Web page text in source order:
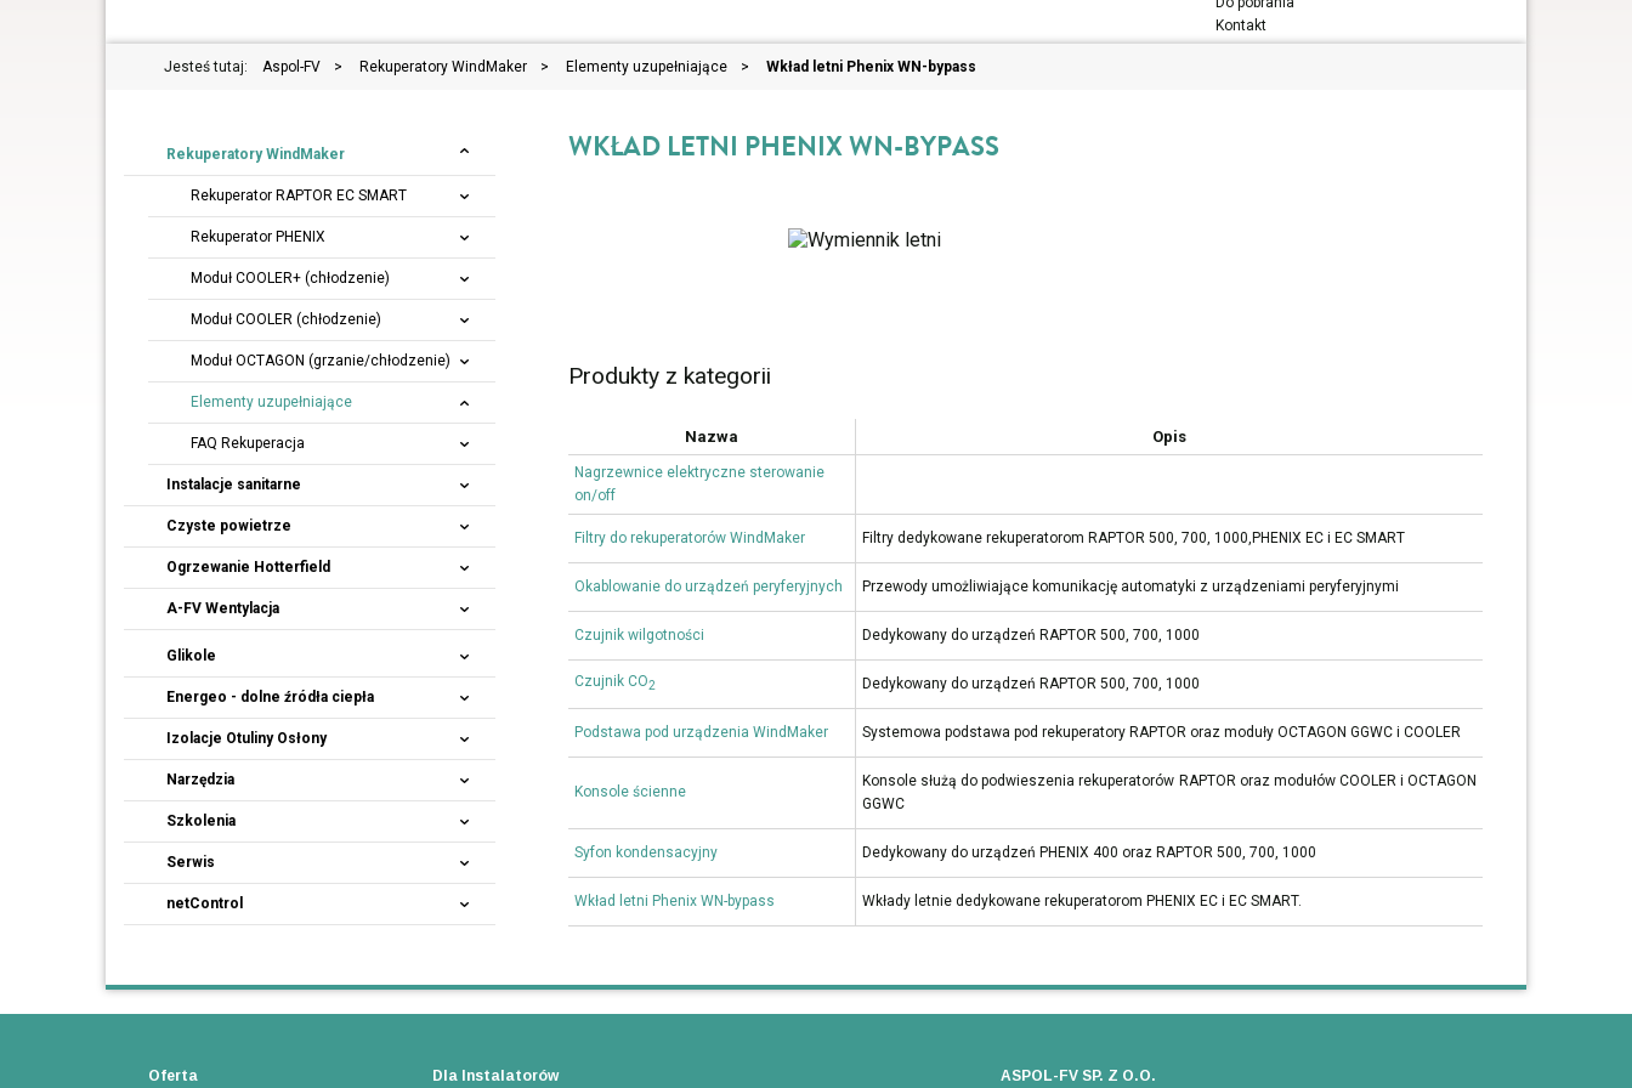
Kontakt
Jesteś tutaj: Aspol-FV > Rekuperatory WindMaker > Elementy uzupełniające > Wkład letni Phenix WN-bypass
WKŁAD LETNI PHENIX WN-BYPASS
Produkty z kategorii
Nazwa Opis
Nagrzewnice elektryczne sterowanie
on/off
Filtry do rekuperatorów WindMaker Filtry dedykowane rekuperatorom RAPTOR 500, 700, 1000,PHENIX EC i EC SMART
Okablowanie do urządzeń peryferyjnych Przewody umożliwiające komunikację automatyki z urządzeniami peryferyjnymi
Czujnik wilgotności Dedykowany do urządzeń RAPTOR 500, 700, 1000
Czujnik CO2 Dedykowany do urządzeń RAPTOR 500, 700, 1000
Podstawa pod urządzenia WindMaker Systemowa podstawa pod rekuperatory RAPTOR oraz moduły OCTAGON GGWC i COOLER
Konsole ścienne
Konsole służą do podwieszenia rekuperatorów RAPTOR oraz modułów COOLER i OCTAGON
GGWC
Syfon kondensacyjny Dedykowany do urządzeń PHENIX 400 oraz RAPTOR 500, 700, 1000
Wkład letni Phenix WN-bypass Wkłady letnie dedykowane rekuperatorom PHENIX EC i EC SMART.
RekuperatoryWindMaker
Rekuperator RAPTOR EC SMART
Rekuperator PHENIX
Moduł COOLER+ (chłodzenie)
Moduł COOLER (chłodzenie)
Moduł OCTAGON (grzanie/chłodzenie)
Elementy uzupełniające
FAQ Rekuperacja
Instalacje sanitarne
Czyste powietrze
Ogrzewanie Hotterfield
A-FV Wentylacja
Glikole
Energeo - dolne źródła ciepła
Izolacje Otuliny Osłony
Narzędzia
Szkolenia
Serwis
netControl
Oferta Dla Instalatorów ASPOL-FV SP. Z O.O.